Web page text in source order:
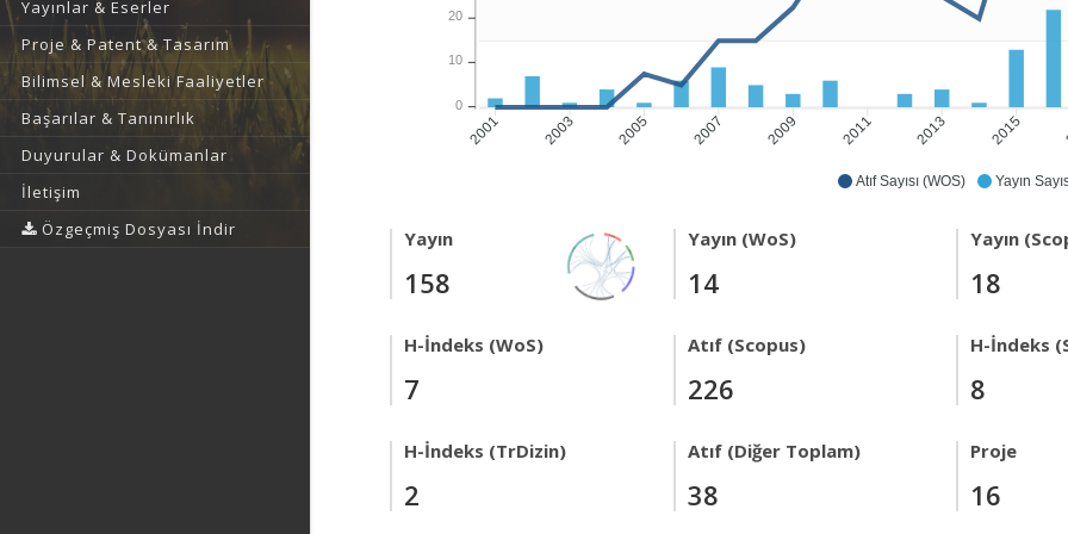
Yayınlar & Eserler
Proje & Patent & Tasarım
Bilimsel & Mesleki Faaliyetler
Başarılar & Tanınırlık
Duyurular & Dokümanlar
İletişim
Özgeçmiş Dosyası İndir
Atıf Sayısı (WOS) Yayın
2001 2003 2005 2007 2009 2011 2013 2015
20
10
0
Yayın
158
Yayın (WoS)
14
Yayın
18
H-İndeks (WoS)
7
Atıf (Scopus)
226
H-İndeks
8
H-İndeks (TrDizin)
2
Atıf (Diğer Toplam)
38
Proje
16